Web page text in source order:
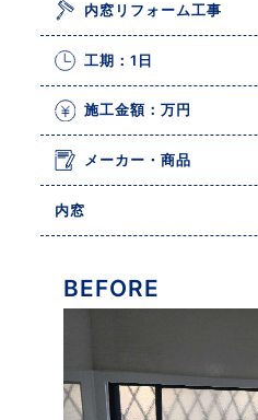
内窓リフォーム工事
工期：1日
施工金額：万円
メーカー・商品
内窓
BEFORE